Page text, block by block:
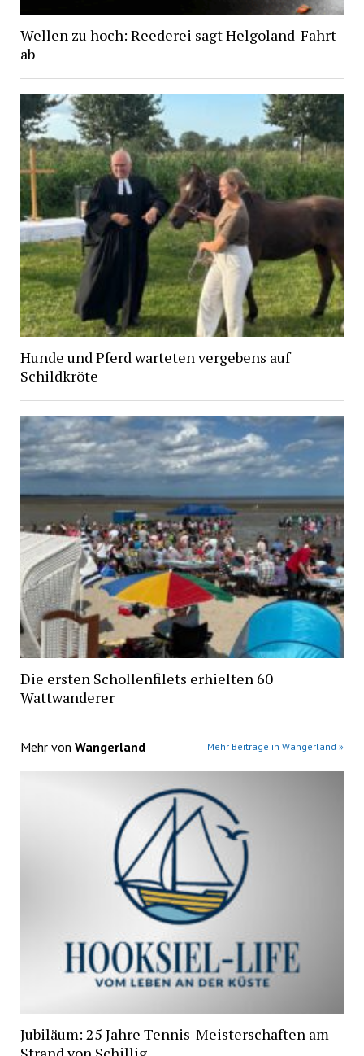
Wellen zu hoch: Reederei sagt Helgoland-Fahrt
ab
Hunde und Pferd warteten vergebens auf
Schildkröte
Die ersten Schollenfilets erhielten 60
Wattwanderer
Mehr von Wangerland Mehr Beiträge in Wangerland »
Jubiläum: 25 Jahre Tennis-Meisterschaften am